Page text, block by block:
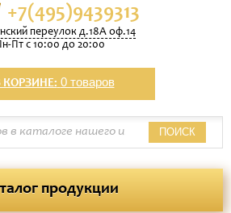
+7(495)9439313
переулок д.18А оф.14
Пт с 10:00 до 20:00
КОРЗИНЕ: 0 товаров
ПОИСК
продукции